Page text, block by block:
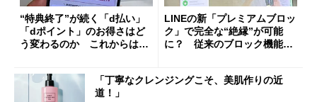
“特典終了”が続く「d払い」
「dポイント」のお得さはど
う変わるのか これからは
LINEの新「プレミアムブロッ
ク」で完全な“絶縁”が可能
に？ 従来のブロック機能と
「丁寧なクレンジングこそ、美肌作りの近
道！」